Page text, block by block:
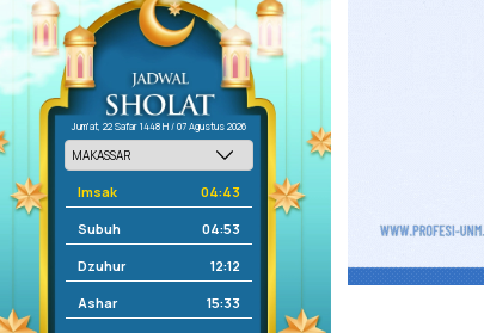
Jum'at, 22 Safar 1448 H / 07 Agustus 2026
Imsak 04:43
Subuh 04:53
Dzuhur 12:12
Ashar 15:33